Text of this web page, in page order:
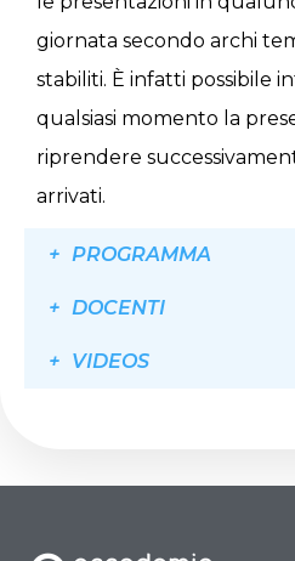
giornata secondo archi
stabiliti. È infatti possibile
qualsiasi momento la
riprendere
arrivati.
PROGRAMMA
DOCENTI
VIDEOS